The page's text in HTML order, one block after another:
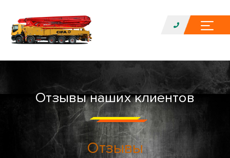
Отзывы наших клиентов
Отзывы